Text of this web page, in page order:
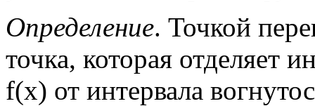
Определение. Точкой
точка, которая отделяет
f(x) от интервала